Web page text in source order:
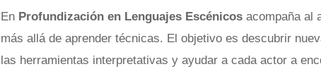
En Profundización en Lenguajes Escénicos acompaña al
más allá de aprender técnicas. El objetivo es descubrir
las herramientas interpretativas y ayudar a cada actor a